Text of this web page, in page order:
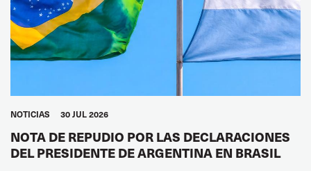
NOTICIAS 30 JUL 2026
NOTA DE REPUDIO POR LAS DECLARACIONES
DEL PRESIDENTE DE ARGENTINA EN BRASIL